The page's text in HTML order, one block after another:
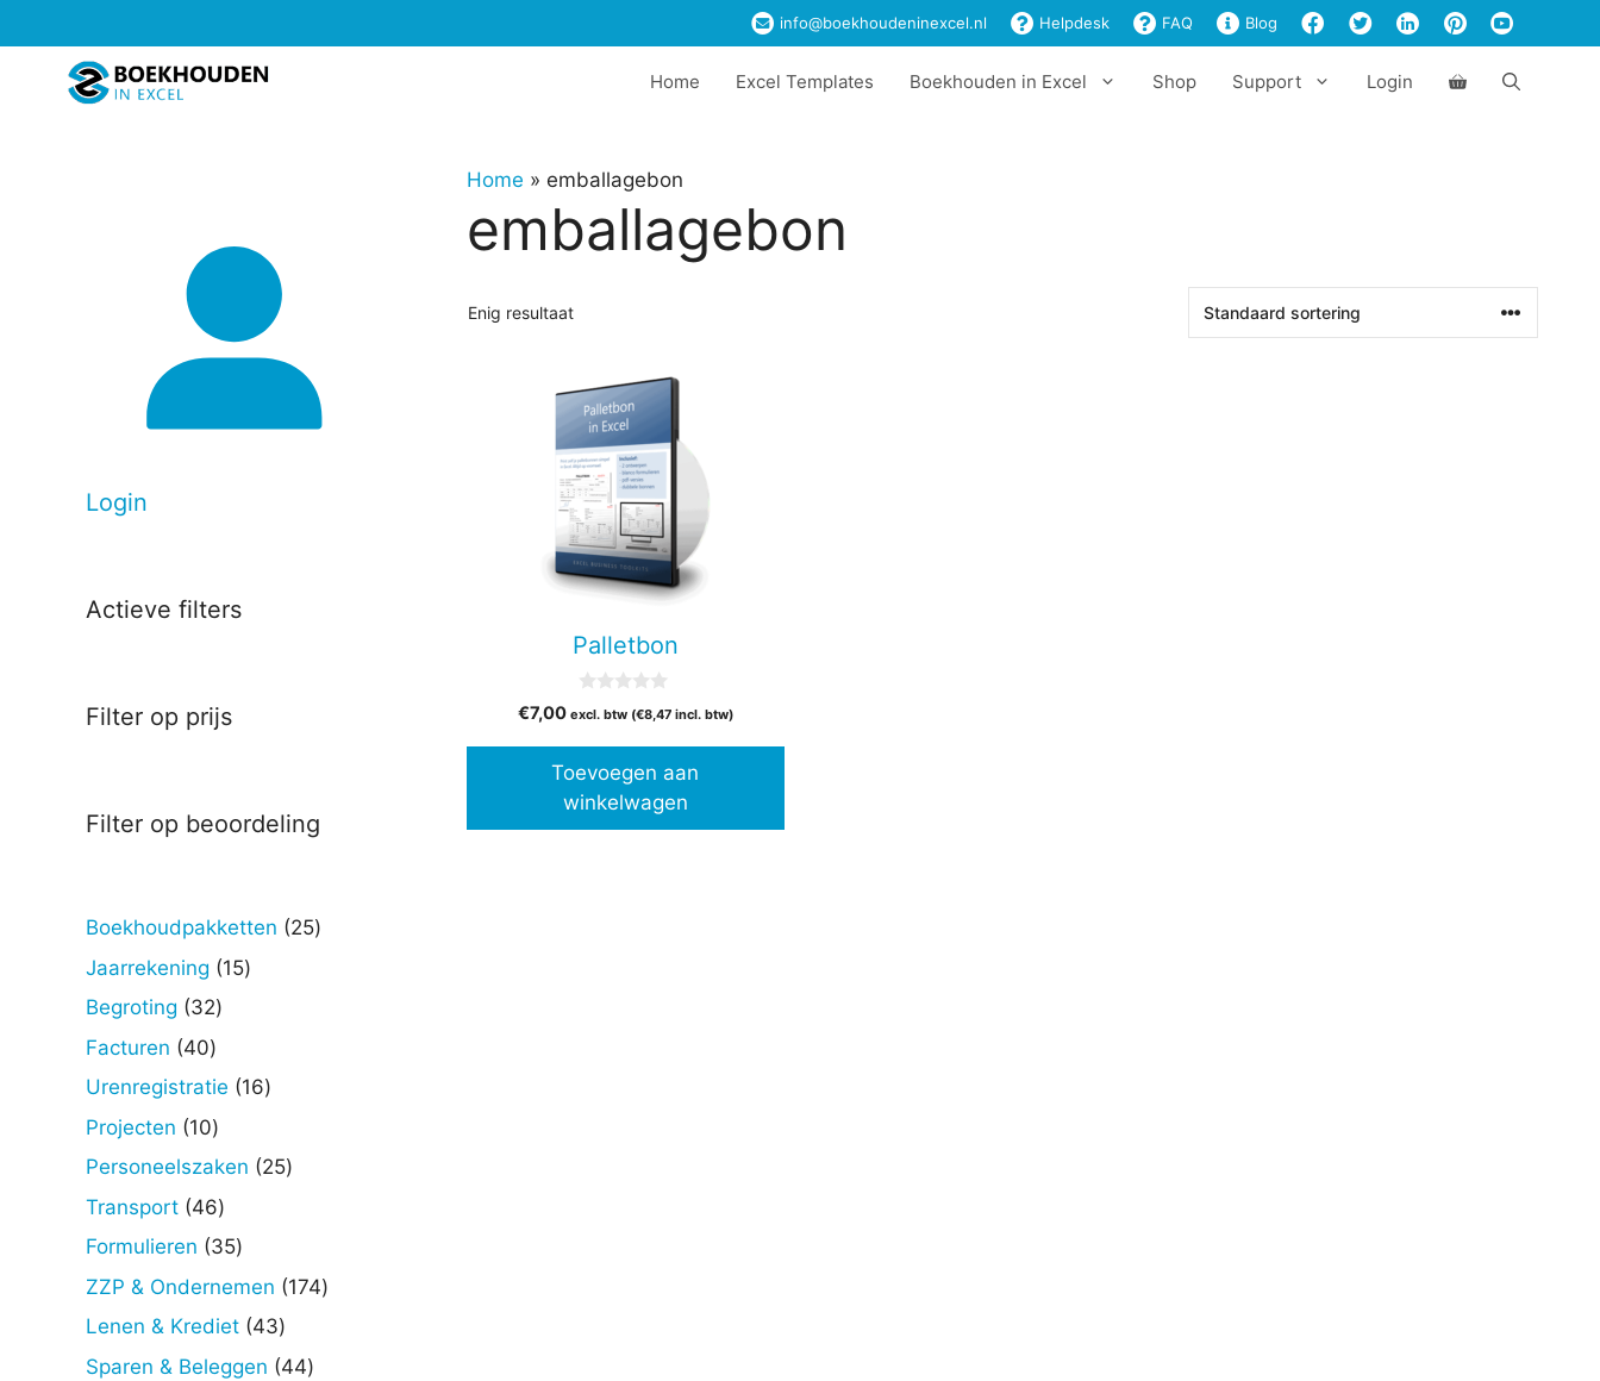
naar
info@boekhoudeninexcel.nl Helpdesk FAQ Blog
Home Excel Templates Boekhouden in Excel Shop Support Login
Home » emballagebon
emballagebon
Enig resultaat
Palletbon
v
5
€7,00 excl. btw (€8,47incl. btw)
Toevoegen aan
winkelwagen
Login
Actieve filters
Filter op prijs
Filter op beoordeling
Boekhoudpakketten 2525
Jaarrekening 1515
Begroting 3232
Facturen 4040
producten
Urenregistratie 1616
Projecten 1010
producten
Personeelszaken 2525
Transport 4646
producten
Formulieren 3535
producten
ZZP & Ondernemen 174174
Lenen & Krediet 4343
producten
Sparen & Beleggen 4444